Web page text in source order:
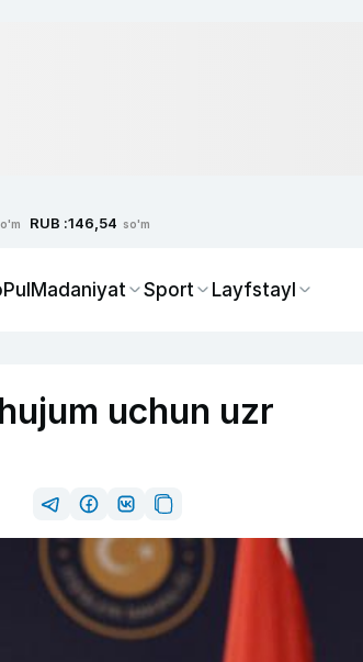
RUB :146,54 so'm
PulMadaniyat Sport Layfstayl
uchun uzr